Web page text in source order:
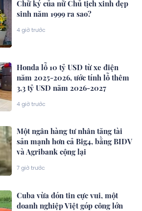
Chữ ký của nữ Chủ tịch xinh đẹp
sinh năm 1999 ra sao?
4 giờ trước
Honda lỗ 10 tỷ USD từ xe điện
năm 2025-2026, ước tính lỗ thêm
3,3 tỷ USD năm 2026-2027
4 giờ trước
Một ngân hàng tư nhân tăng tài
sản mạnh hơn cả Big4, bằng BIDV
và Agribank cộng lại
7 giờ trước
Cuba vừa đón tin cực vui, một
doanh nghiệp Việt góp công lớn